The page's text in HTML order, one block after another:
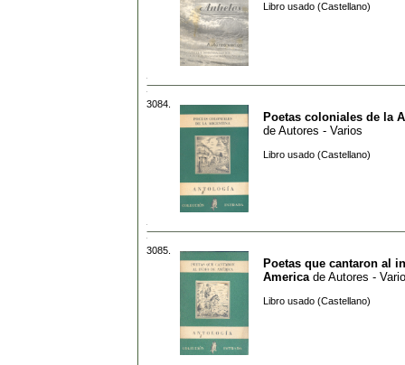
Libro usado (Castellano)
3084.
Poetas coloniales de la
de Autores - Varios
Libro usado (Castellano)
3085.
Poetas que cantaron al
America de Autores -
Libro usado (Castellano)